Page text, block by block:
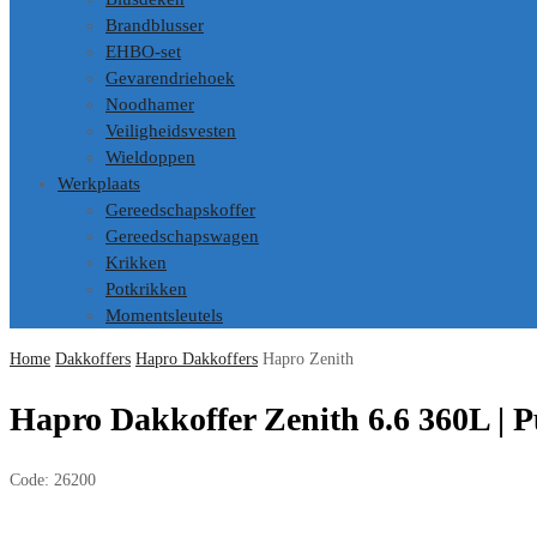
Brandblusser
EHBO-set
Gevarendriehoek
Noodhamer
Veiligheidsvesten
Wieldoppen
Werkplaats
Gereedschapskoffer
Gereedschapswagen
Krikken
Potkrikken
Momentsleutels
Home Dakkoffers Hapro Dakkoffers Hapro Zenith
Hapro Dakkoffer Zenith 6.6 360L |
Code: 26200